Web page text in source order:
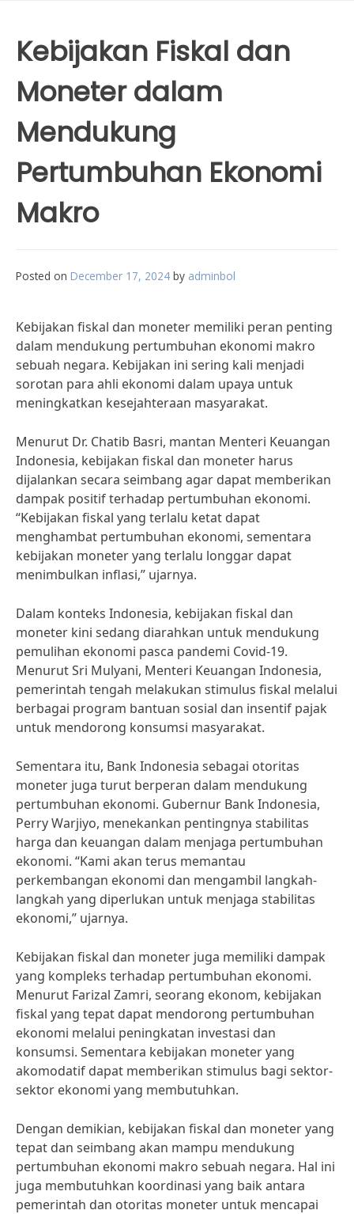
Kebijakan Fiskal dan
Moneter dalam
Mendukung
Pertumbuhan Ekonomi
Makro
Posted on December 17, 2024 by adminbol
Kebijakan fiskal dan moneter memiliki peran penting
dalam mendukung pertumbuhan ekonomi makro
sebuah negara. Kebijakan ini sering kali menjadi
sorotan para ahli ekonomi dalam upaya untuk
meningkatkan kesejahteraan masyarakat.
Menurut Dr. Chatib Basri, mantan Menteri Keuangan
Indonesia, kebijakan fiskal dan moneter harus
dijalankan secara seimbang agar dapat memberikan
dampak positif terhadap pertumbuhan ekonomi.
“Kebijakan fiskal yang terlalu ketat dapat
menghambat pertumbuhan ekonomi, sementara
kebijakan moneter yang terlalu longgar dapat
menimbulkan inflasi,” ujarnya.
Dalam konteks Indonesia, kebijakan fiskal dan
moneter kini sedang diarahkan untuk mendukung
pemulihan ekonomi pasca pandemi Covid-19.
Menurut Sri Mulyani, Menteri Keuangan Indonesia,
pemerintah tengah melakukan stimulus fiskal melalui
berbagai program bantuan sosial dan insentif pajak
untuk mendorong konsumsi masyarakat.
Sementara itu, Bank Indonesia sebagai otoritas
moneter juga turut berperan dalam mendukung
pertumbuhan ekonomi. Gubernur Bank Indonesia,
Perry Warjiyo, menekankan pentingnya stabilitas
harga dan keuangan dalam menjaga pertumbuhan
ekonomi. “Kami akan terus memantau
perkembangan ekonomi dan mengambil langkah-
langkah yang diperlukan untuk menjaga stabilitas
ekonomi,” ujarnya.
Kebijakan fiskal dan moneter juga memiliki dampak
yang kompleks terhadap pertumbuhan ekonomi.
Menurut Farizal Zamri, seorang ekonom, kebijakan
fiskal yang tepat dapat mendorong pertumbuhan
ekonomi melalui peningkatan investasi dan
konsumsi. Sementara kebijakan moneter yang
akomodatif dapat memberikan stimulus bagi sektor-
sektor ekonomi yang membutuhkan.
Dengan demikian, kebijakan fiskal dan moneter yang
tepat dan seimbang akan mampu mendukung
pertumbuhan ekonomi makro sebuah negara. Hal ini
juga membutuhkan koordinasi yang baik antara
pemerintah dan otoritas moneter untuk mencapai